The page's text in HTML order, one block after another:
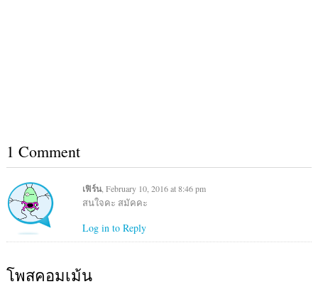
1 Comment
เฟิร์น, February 10, 2016 at 8:46 pm
สนใจคะ สมัคคะ
Log in to Reply
โพสคอมเม้น